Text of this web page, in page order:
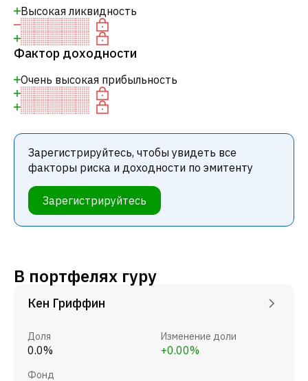
Высокая ликвидность
Фактор доходности
Очень высокая прибыльность
Зарегистрируйтесь, чтобы увидеть все
факторы риска и доходности по эмитенту
Зарегистрируйтесь
В портфелях гуру
Кен Гриффин
Доля
0.0%
Изменение доли
+0.00%
Фонд